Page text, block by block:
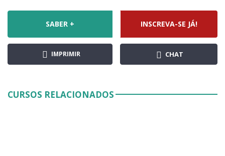
SABER + INSCREVA-SE JÁ!
IMPRIMIR CHAT
CURSOS RELACIONADOS